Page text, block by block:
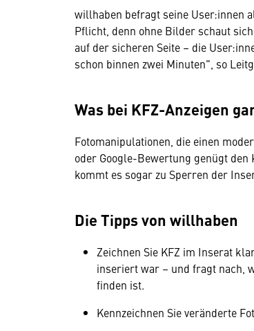
willhaben befragt seine User:innen
Pflicht, denn ohne Bilder schaut
auf der sicheren Seite – die
schon binnen zwei Minuten", so
Was bei KFZ-Anzeigen
Fotomanipulationen, die einen
oder Google-Bewertung genügt
kommt es sogar zu Sperren der
Die Tipps von willhaben
Zeichnen Sie KFZ im Inserat
inseriert war – und fragt nach,
finden ist.
Kennzeichnen Sie veränderte